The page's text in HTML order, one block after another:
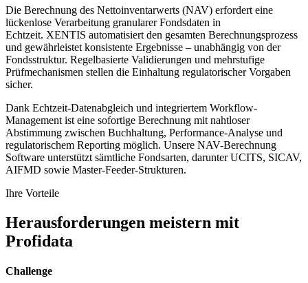
Die Berechnung des Nettoinventarwerts (NAV) erfordert eine
lückenlose Verarbeitung granularer Fondsdaten in
Echtzeit. XENTIS automatisiert den gesamten Berechnungsprozess
und gewährleistet konsistente Ergebnisse – unabhängig von der
Fondsstruktur. Regelbasierte Validierungen und mehrstufige
Prüfmechanismen stellen die Einhaltung regulatorischer Vorgaben
sicher.
Dank Echtzeit-Datenabgleich und integriertem Workflow-
Management ist eine sofortige Berechnung mit nahtloser
Abstimmung zwischen Buchhaltung, Performance-Analyse und
regulatorischem Reporting möglich. Unsere NAV-Berechnung
Software unterstützt sämtliche Fondsarten, darunter UCITS, SICAV,
AIFMD sowie Master-Feeder-Strukturen.
Ihre Vorteile
Herausforderungen meistern mit
Profidata
Challenge